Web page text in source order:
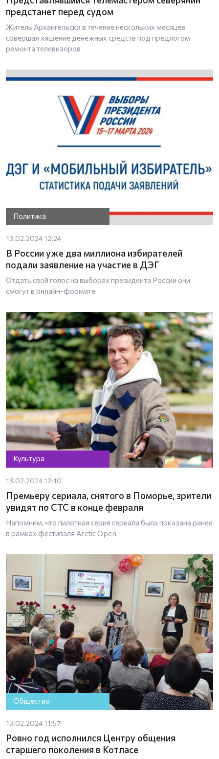
предстанет перед судом
Житель Архангельска в течение нескольких месяцев
совершал хищение денежных средств под предлогом
ремонта телевизоров
Политика
13.02.2024 12:24
В России уже два миллиона избирателей
подали заявление на участие в ДЭГ
Отдать свой голос на выборах президента России они
смогут в онлайн-формате
Культура
13.02.2024 12:10
Премьеру сериала, снятого в Поморье, зрители
увидят по СТС в конце февраля
Напомним, что пилотная серия сериала была показана ранее
в рамках фестиваля Arctic Open
Общество
13.02.2024 11:57
Ровно год исполнился Центру общения
старшего поколения в Котласе